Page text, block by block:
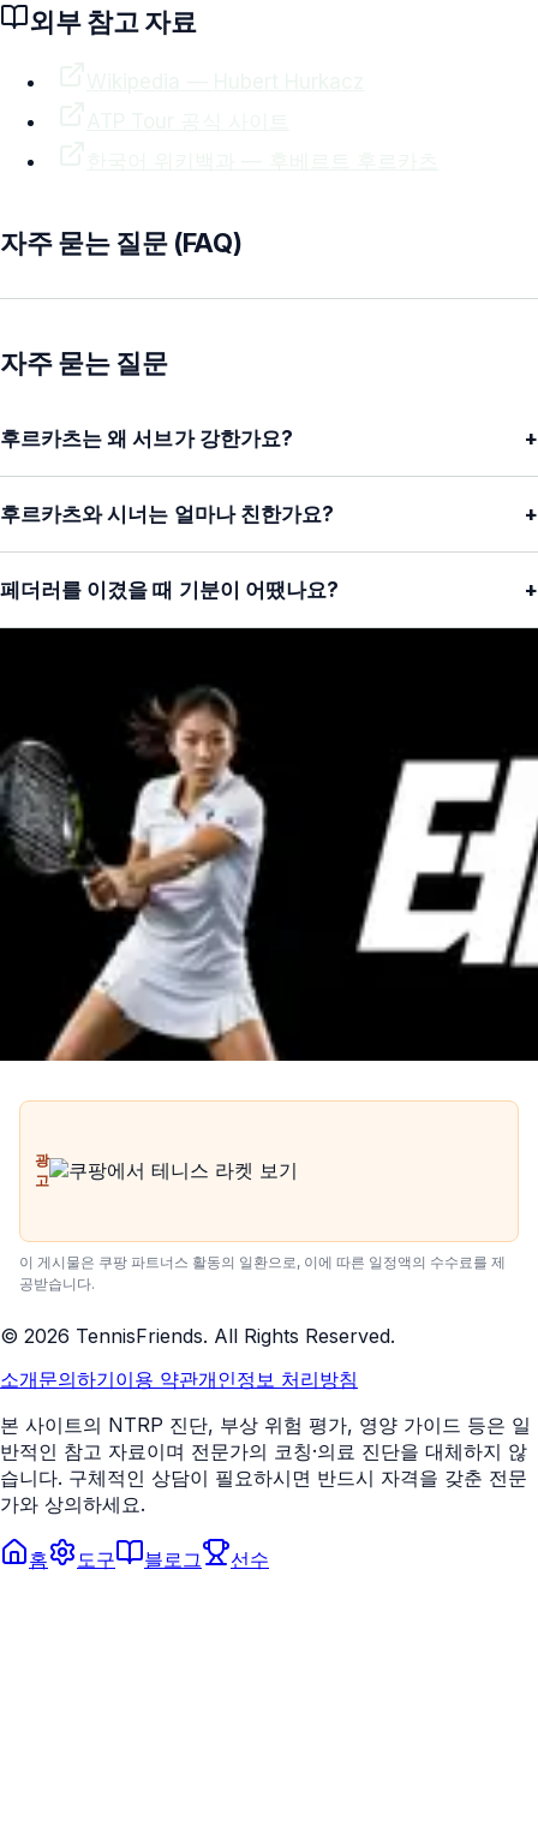
외부 참고 자료
자주 묻는 질문 (FAQ)
자주 묻는 질문
후르카츠는 왜 서브가 강한가요? +
후르카츠와 시너는 얼마나 친한가요? +
페더러를 이겼을 때 기분이 어땠나요? +
광
고
이 게시물은 쿠팡 파트너스 활동의 일환으로, 이에 따른 일정액의 수수료를 제
공받습니다.
© 2026 TennisFriends. All Rights Reserved.
소개문의하기이용 약관개인정보 처리방침
본 사이트의 NTRP 진단, 부상 위험 평가, 영양 가이드 등은 일
반적인 참고 자료이며 전문가의 코칭·의료 진단을 대체하지 않
습니다. 구체적인 상담이 필요하시면 반드시 자격을 갖춘 전문
가와 상의하세요.
홈 도구 블로그 선수